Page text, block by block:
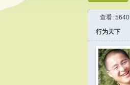
林
查看: 5640
行为天下